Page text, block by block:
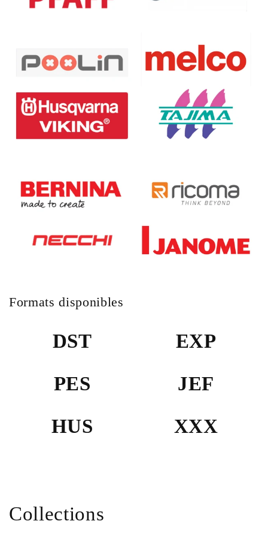
Formats disponibles
DST
EXP
PES
JEF
HUS
XXX
Collections